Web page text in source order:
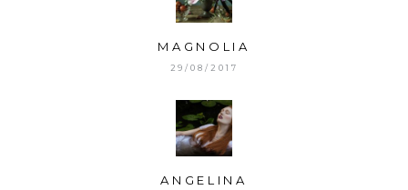
MAGNOLIA
29/08/2017
ANGELINA